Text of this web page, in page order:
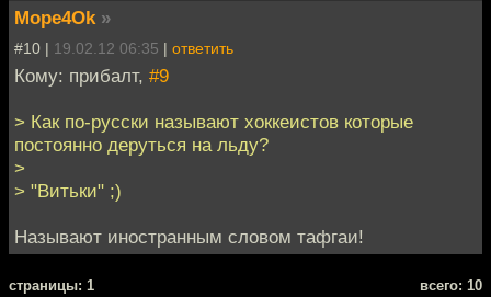
Mope4Ok »
#10 | 19.02.12 06:35 | ответить
Кому: прибалт, #9
> Как по-русски называют хоккеистов которые
постоянно деруться на льду?
>
> "Витьки" ;)
Называют иностранным словом тафгаи!
cтраницы: 1 всего: 10